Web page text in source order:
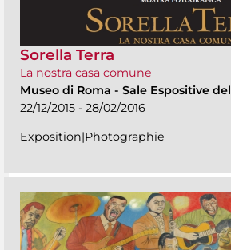
Sorella Terra
La nostra casa comune
Museo di Roma - Sale Espositive
22/12/2015 - 28/02/2016
Exposition|Photographie